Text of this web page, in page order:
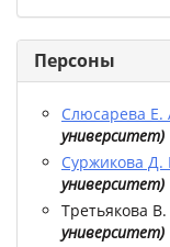
Персоны
Слюсарева Е.
университет)
Суржикова Д.
университет)
Третьякова
университет)